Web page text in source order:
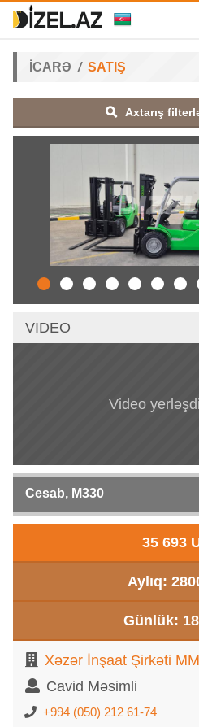
İCARƏ SATIŞ
Axtarış
VIDEO
Video
Cesab, M330
35 693
Aylıq:
Günlük:
Xəzər İnşaat Şirkəti
Cavid Məsimli
+994 (050) 212 61-74